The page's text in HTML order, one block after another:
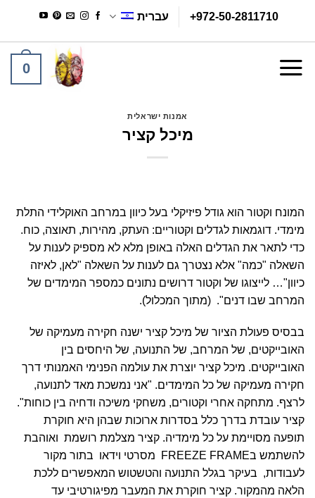
content
+972-50-2811710 עברית
0
אמנות ישראלית
מיכל קציר
המונח וקטור הוא גודל פיזיקלי בעל כיוון במרחב האוקלידי התלת
מימדי. דוגמאות לגדלים וקטוריים: העתק, מהירות, תאוצה, כוח.
כדי לתאר את הגדלים האלה באופן מלא לא מספיק לענות על
השאלה "כמה" אלא נצטרך גם לענות על השאלה "לאן, לאיזה
כיוון"… לייצוגו של וקטור דרושים נתונים כמספר המימדים של
המרחב שבו דנים". (מתוך המכלול).
בבסיס פעולת הציור של מיכל קציר ישנה חקירה מעמיקה של
האובייקטים, של המרחב, של התנועה, של היחסים בין
האובייקטים. מיכל קציר יוצרת את עולמה הפנימי האמנותי דרך
חקירה מעמיקה של כל המימדים. "אני נמשכת מאד לתנועה,
לרצף. מתחקה אחרי וקטורים, משחקי משיכה ודחיה בין כוחות".
קציר עובדת בדרך כלל בסדרות ארוכות שבהן היא חוקרת
תופעה מסויימת על כל מימדיה. קציר מצלמת רושמת ואוהבת
להשתמש בFREEZE FRAME מסרטי וידאו בתור מקור
לעבודות, בעיקר בגלל התנועה והטשטוש המאפשרים ללכת
הלאה מהמקור. קציר חוקרת את המעבר מפיגורטיבי עד